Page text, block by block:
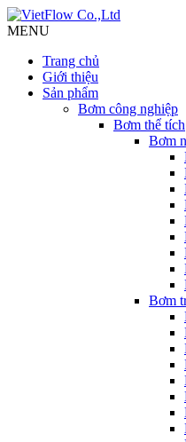
MENU
Trang chủ
Giới thiệu
Sản phẩm
Bơm công nghiệp
Bơm thể tích
Bơm
Bơm